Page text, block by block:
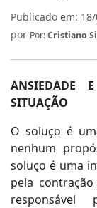
Publicado em:
por Por:Cristiano
ANSIEDADE
SITUAÇÃO
O soluço é
nenhum
soluço é uma
pela
responsável